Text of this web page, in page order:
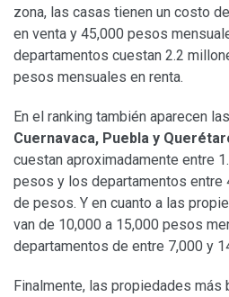
zona, las casas tienen un costo
en venta y 45,000 pesos
departamentos cuestan 2.2
pesos mensuales en renta.
En el ranking también aparecen
Cuernavaca, Puebla y
cuestan aproximadamente entre
pesos y los departamentos entre
de pesos. Y en cuanto a las
van de 10,000 a 15,000 pesos
departamentos de entre 7,000 y
Finalmente, las propiedades más